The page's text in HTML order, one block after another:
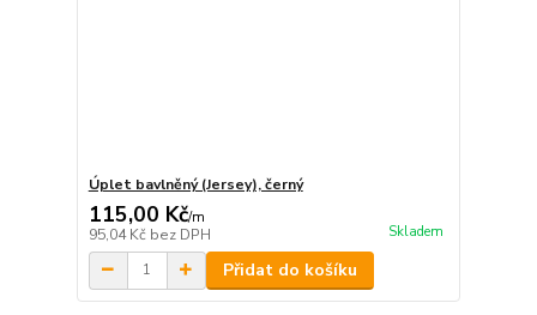
Úplet bavlněný (Jersey), černý
115,00 Kč/m
95,04 Kč bez DPH Skladem
Přidat do košíku